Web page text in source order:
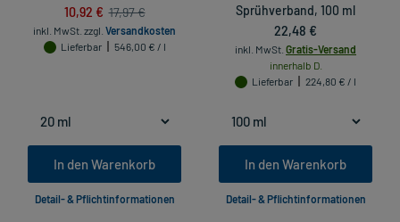
10,92 € 17,97 €
inkl. MwSt. zzgl. Versandkosten
Lieferbar
546,00 € / l
In den Warenkorb
Detail- & Pflichtinformationen
Sprühverband, 100 ml
22,48 €
inkl. MwSt. Gratis-Versand
innerhalb D.
Lieferbar
224,80 € / l
In den Warenkorb
Detail- & Pflichtinformationen